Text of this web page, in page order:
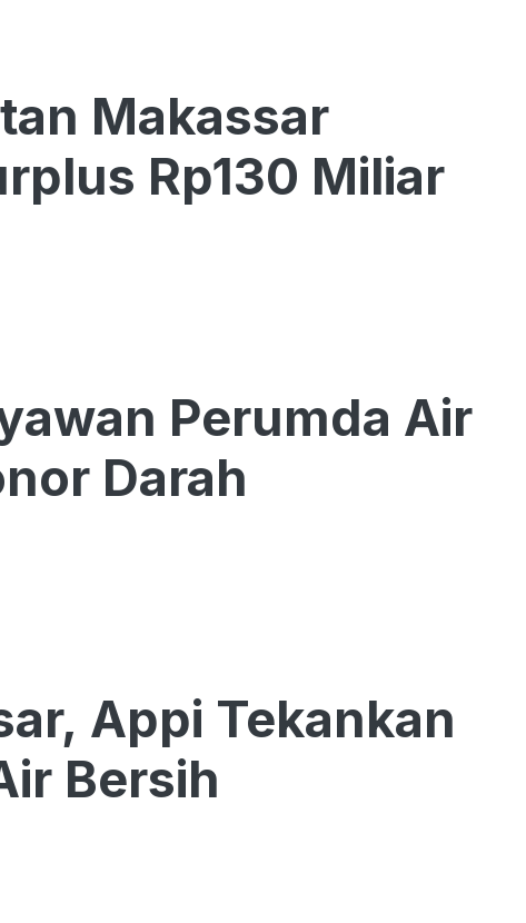
Makassar
Rp130 Miliar
Perumda Air
Darah
Appi Tekankan
Bersih